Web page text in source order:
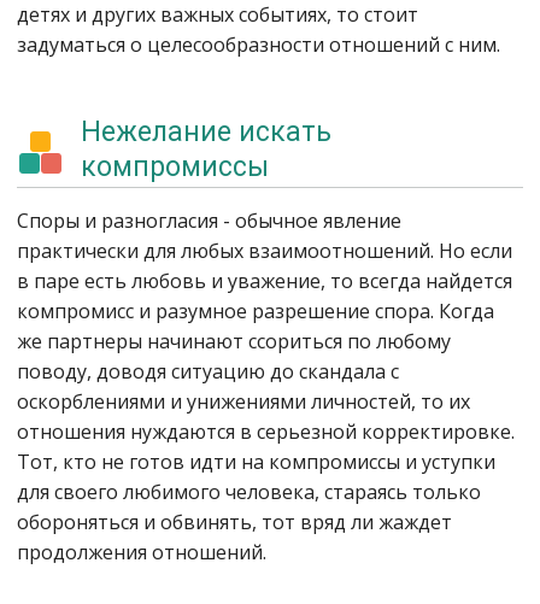
детях и других важных событиях, то стоит
задуматься о целесообразности отношений с ним.
Нежелание искать
компромиссы
Споры и разногласия - обычное явление
практически для любых взаимоотношений. Но если
в паре есть любовь и уважение, то всегда найдется
компромисс и разумное разрешение спора. Когда
же партнеры начинают ссориться по любому
поводу, доводя ситуацию до скандала с
оскорблениями и унижениями личностей, то их
отношения нуждаются в серьезной корректировке.
Тот, кто не готов идти на компромиссы и уступки
для своего любимого человека, стараясь только
обороняться и обвинять, тот вряд ли жаждет
продолжения отношений.